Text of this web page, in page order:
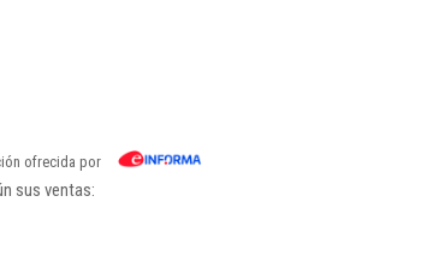
ofrecida por
sus ventas: